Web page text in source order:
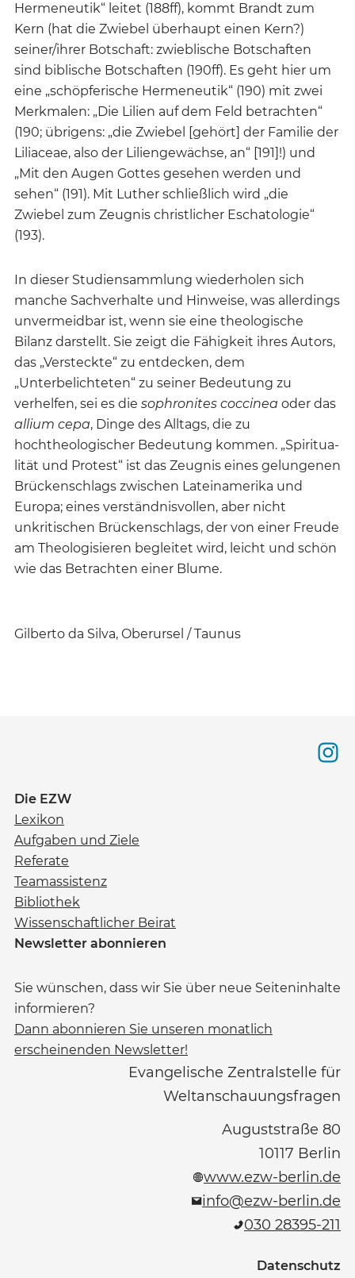
Hermeneutik“ leitet (188ff), kommt Brandt zum
Kern (hat die Zwiebel überhaupt einen Kern?)
seiner/ihrer Botschaft: zwieblische Botschaften
sind biblische Botschaften (190ff). Es geht hier um
eine „schöpferische Hermeneutik“ (190) mit zwei
Merkmalen: „Die Lilien auf dem Feld betrachten“
(190; übrigens: „die Zwiebel [gehört] der Familie der
Liliaceae, also der Liliengewächse, an“ [191]!) und
„Mit den Augen Gottes gesehen werden und
sehen“ (191). Mit Luther schließlich wird „die
Zwiebel zum Zeugnis christlicher Eschatologie“
(193).
In dieser Studiensammlung wiederholen sich
manche Sachverhalte und Hinweise, was allerdings
unvermeidbar ist, wenn sie eine theologische
Bilanz darstellt. Sie zeigt die Fähigkeit ihres Autors,
das „Versteckte“ zu entdecken, dem
„Unterbelichteten“ zu seiner Bedeutung zu
verhelfen, sei es die sophronites coccinea oder das
allium cepa, Dinge des Alltags, die zu
hochtheologischer Bedeutung kommen. „Spiritua-
lität und Protest“ ist das Zeugnis eines gelungenen
Brückenschlags zwischen Lateinamerika und
Europa; eines verständnisvollen, aber nicht
unkritischen Brückenschlags, der von einer Freude
am Theologisieren begleitet wird, leicht und schön
wie das Betrachten einer Blume.
Gilberto da Silva, Oberursel / Taunus
Die EZW
Lexikon
Aufgaben und Ziele
Referate
Teamassistenz
Bibliothek
Wissenschaftlicher Beirat
Newsletter abonnieren
Sie wünschen, dass wir Sie über neue Seiteninhalte
informieren?
Dann abonnieren Sie unseren monatlich
erscheinenden Newsletter!
Evangelische Zentralstelle für
Weltanschauungsfragen
Auguststraße 80
10117 Berlin
www.ezw-berlin.de
info@ezw-berlin.de
030 28395-211
Datenschutz